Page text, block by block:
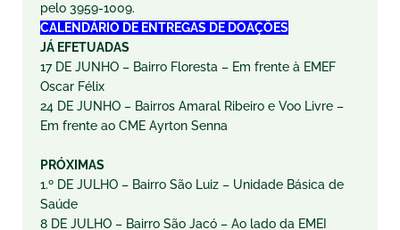
pelo 3959-1009.
CALENDÁRIO DE ENTREGAS DE DOAÇÕES
JÁ EFETUADAS
17 DE JUNHO – Bairro Floresta – Em frente à EMEF
Oscar Félix
24 DE JUNHO – Bairros Amaral Ribeiro e Voo Livre –
Em frente ao CME Ayrton Senna
PRÓXIMAS
1.º DE JULHO – Bairro São Luiz – Unidade Básica de
Saúde
8 DE JULHO – Bairro São Jacó – Ao lado da EMEI